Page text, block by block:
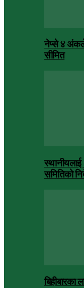
नेप्से ४ अंकले
सीमित
समितिको
बिहीबारका